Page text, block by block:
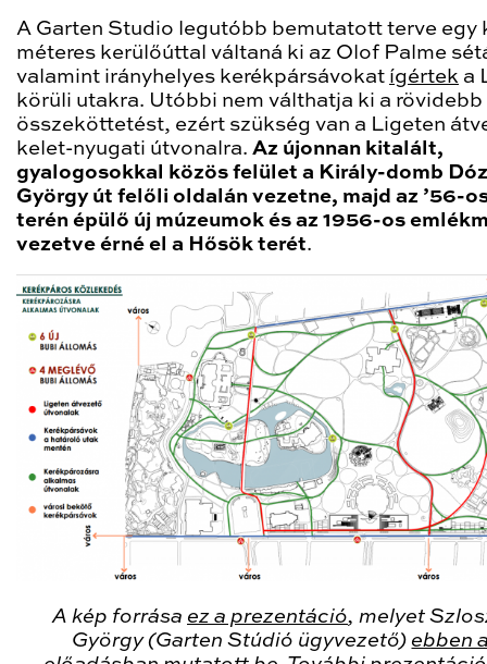
A Garten Studio legutóbb bemutatott terve egy
méteres kerülőúttal váltaná ki az Olof Palme
valamint irányhelyes kerékpársávokat ígértek a
körüli utakra. Utóbbi nem válthatja ki a rövidebb
összeköttetést, ezért szükség van a Ligeten
kelet-nyugati útvonalra. Az újonnan kitalált,
gyalogosokkal közös felület a Király-domb
György út felőli oldalán vezetne, majd az ’56-
terén épülő új múzeumok és az 1956-os
vezetve érné el a Hősök terét.
A kép forrása ez a prezentáció, melyet
György (Garten Stúdió ügyvezető) ebben